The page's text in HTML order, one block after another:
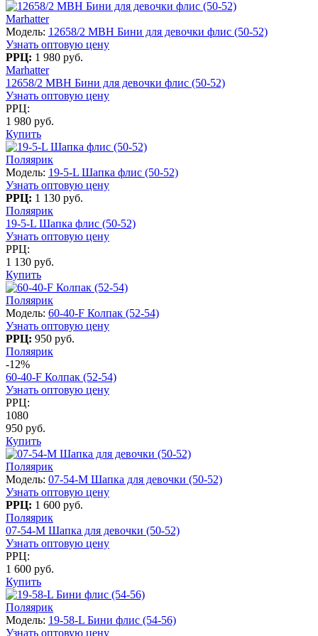
Marhatter
Модель: 12658/2 MBH Бини для девочки флис (50-52)
Узнать оптовую цену
РРЦ: 1 980 руб.
Marhatter
12658/2 MBH Бини для девочки флис (50-52)
Узнать оптовую цену
РРЦ:
1 980 руб.
Купить
Поляярик
Модель: 19-5-L Шапка флис (50-52)
Узнать оптовую цену
РРЦ: 1 130 руб.
Поляярик
19-5-L Шапка флис (50-52)
Узнать оптовую цену
РРЦ:
1 130 руб.
Купить
Поляярик
Модель: 60-40-F Колпак (52-54)
Узнать оптовую цену
РРЦ: 950 руб.
Поляярик
-12%
60-40-F Колпак (52-54)
Узнать оптовую цену
РРЦ:
1080
950 руб.
Купить
Поляярик
Модель: 07-54-M Шапка для девочки (50-52)
Узнать оптовую цену
РРЦ: 1 600 руб.
Поляярик
07-54-M Шапка для девочки (50-52)
Узнать оптовую цену
РРЦ:
1 600 руб.
Купить
Поляярик
Модель: 19-58-L Бини флис (54-56)
Узнать оптовую цену